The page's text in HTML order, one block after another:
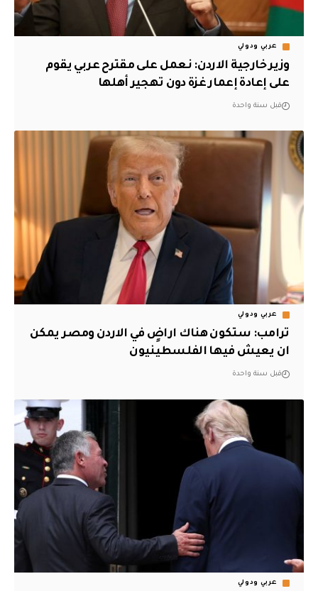
عربي ودولي
وزير خارجية الاردن: نعمل على مقترح عربي يقوم
على إعادة إعمار غزة دون تهجير أهلها
قبل سنة واحدة
عربي ودولي
ترامب: ستكون هناك اراضٍ في الاردن ومصر يمكن
ان يعيش فيها الفلسطينيون
قبل سنة واحدة
عربي ودولي